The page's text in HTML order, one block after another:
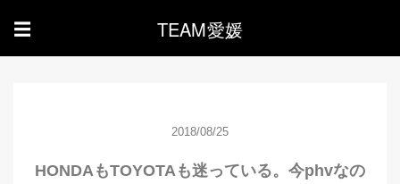
☰ TEAM愛媛
2018/08/25
HONDAもTOYOTAも迷っている。今phvなの